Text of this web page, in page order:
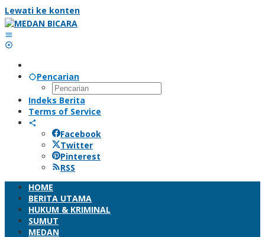
Lewati ke konten
Pencarian
Indeks Berita
Terms of Service
Facebook
Twitter
Pinterest
RSS
HOME
BERITA UTAMA
HUKUM & KRIMINAL
SUMUT
MEDAN